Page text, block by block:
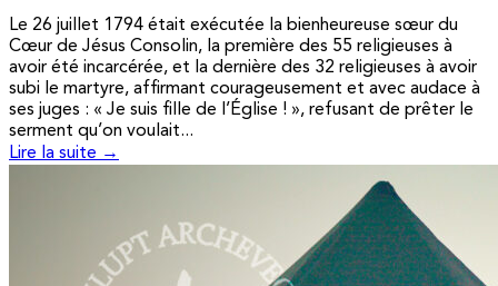
Le 26 juillet 1794 était exécutée la bienheureuse sœur du
Cœur de Jésus Consolin, la première des 55 religieuses à
avoir été incarcérée, et la dernière des 32 religieuses à avoir
subi le martyre, affirmant courageusement et avec audace à
ses juges : « Je suis fille de l’Église ! », refusant de prêter le
serment qu’on voulait...
Lire la suite →